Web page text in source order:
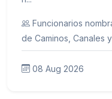
Funcionarios
de Caminos, Canales
08 Aug 2026